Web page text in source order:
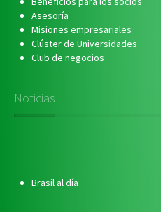
Asesoría
Misiones empresariales
Clúster de Universidades
Club de negocios
Noticias
Brasil al día